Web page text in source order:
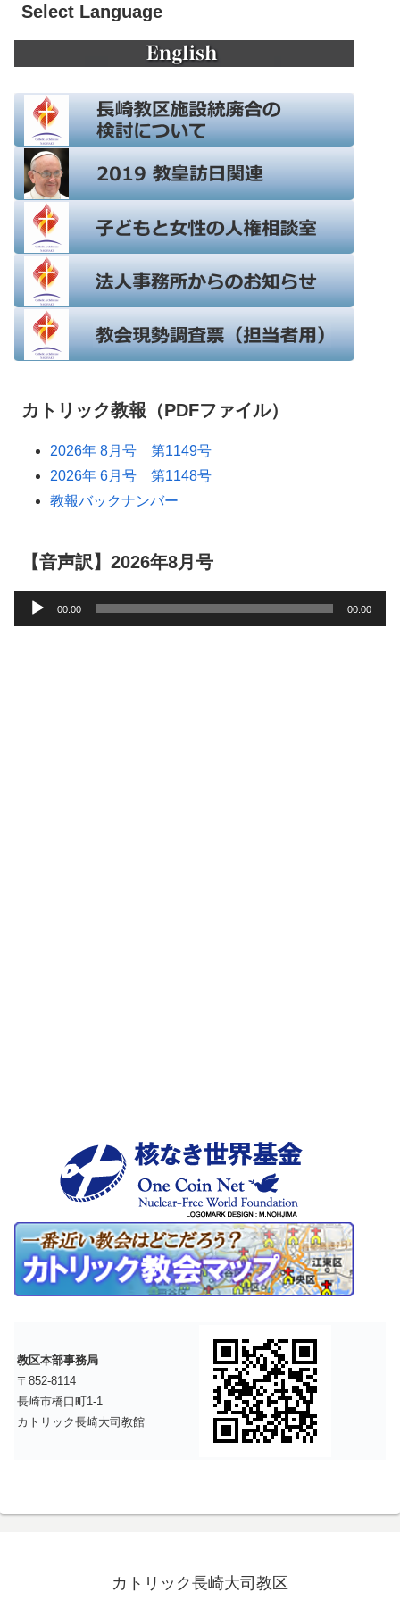
Select Language
カトリック教報（PDFファイル）
2026年 8月号 第1149号
2026年 6月号 第1148号
教報バックナンバー
【音声訳】2026年8月号
声
00:00 00:00
教区本部事務局
〒852-8114
長崎市橋口町1-1
カトリック長崎大司教館
カトリック長崎大司教区